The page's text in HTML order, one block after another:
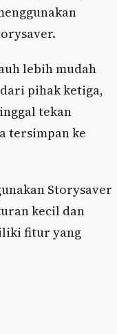
lebih mudah
pihak ketiga,
tekan
tersimpan ke
Storysaver
kecil dan
fitur yang